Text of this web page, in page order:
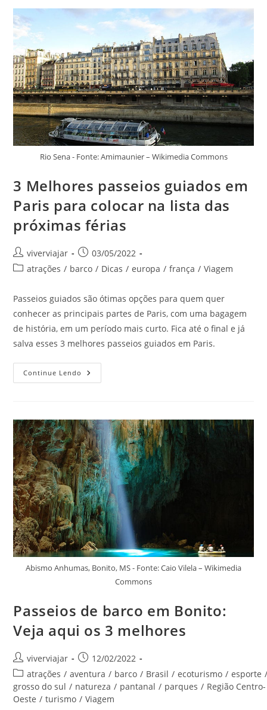
A
Alemanha
Com
Bem
Acompanhado
Rio Sena - Fonte: Amimaunier – Wikimedia Commons
3 Melhores passeios guiados em
Paris para colocar na lista das
próximas férias
Autor
do
viverviajar
Post
publicado:
03/05/2022
Categoria
atrações / barco / Dicas / europa / frança / Viagem
Passeios guiados são ótimas opções para quem quer
conhecer as principais partes de Paris, com uma bagagem
de história, em um período mais curto. Fica até o final e já
salva esses 3 melhores passeios guiados em Paris.
Continue Lendo
Melhores
Para
Colocar
Na
Lista
Das
Próximas
Férias
Abismo Anhumas, Bonito, MS - Fonte: Caio Vilela – Wikimedia
Commons
Passeios de barco em Bonito:
Veja aqui os 3 melhores
Autor
do
post:
viverviajar
Post
publicado:
12/02/2022
Categoria
do
post:
atrações / aventura / barco / Brasil / ecoturismo / esporte
grosso do sul / natureza / pantanal / parques / Região Centro-
Oeste / turismo / Viagem